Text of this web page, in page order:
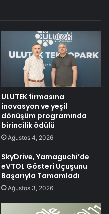
ULUTEK firmasına
inovasyon ve yeşil
dönüşüm programında
birincilik ödülü
Ağustos 4, 2026
SkyDrive, Yamaguchi’de
eVTOL Gösteri Uçuşunu
Başarıyla Tamamladı
Ağustos 3, 2026